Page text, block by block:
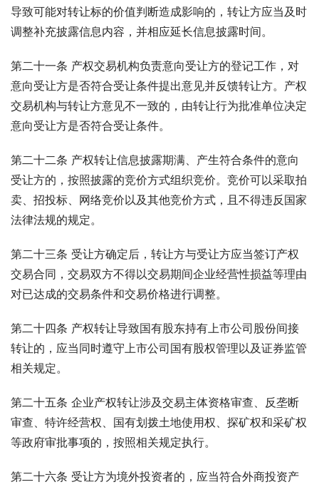
导致可能对转让标的价值判断造成影响的，转让方应当及时
调整补充披露信息内容，并相应延长信息披露时间。
第二十一条 产权交易机构负责意向受让方的登记工作，对
意向受让方是否符合受让条件提出意见并反馈转让方。产权
交易机构与转让方意见不一致的，由转让行为批准单位决定
意向受让方是否符合受让条件。
第二十二条 产权转让信息披露期满、产生符合条件的意向
受让方的，按照披露的竞价方式组织竞价。竞价可以采取拍
卖、招投标、网络竞价以及其他竞价方式，且不得违反国家
法律法规的规定。
第二十三条 受让方确定后，转让方与受让方应当签订产权
交易合同，交易双方不得以交易期间企业经营性损益等理由
对已达成的交易条件和交易价格进行调整。
第二十四条 产权转让导致国有股东持有上市公司股份间接
转让的，应当同时遵守上市公司国有股权管理以及证券监管
相关规定。
第二十五条 企业产权转让涉及交易主体资格审查、反垄断
审查、特许经营权、国有划拨土地使用权、探矿权和采矿权
等政府审批事项的，按照相关规定执行。
第二十六条 受让方为境外投资者的，应当符合外商投资产